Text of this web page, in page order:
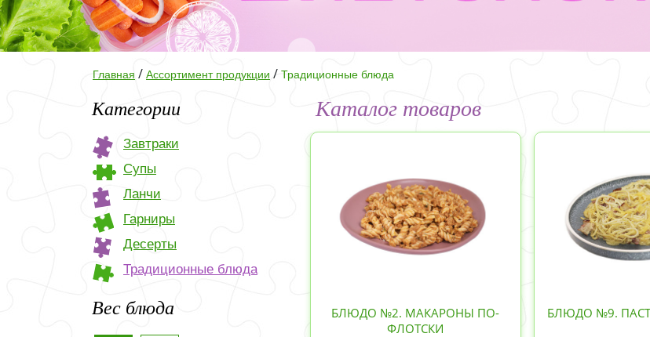
Главная / Ассортимент продукции / Традиционные блюда
Каталог товаров
БЛЮДО №2. МАКАРОНЫ ПО-
ФЛОТСКИ
БЛЮДО №9.
Категории
Завтраки
Супы
Ланчи
Гарниры
Десерты
Традиционные блюда
Вес блюда